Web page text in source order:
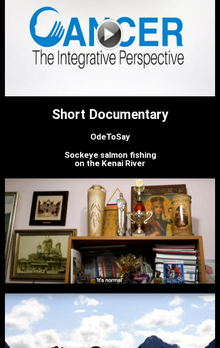
Short Documentary
OdeToSay
Sockeye salmon fishing
on the Kenai River